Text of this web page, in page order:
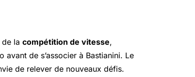
la compétition de vitesse,
de s’associer à Bastianini. Le
de relever de nouveaux défis.